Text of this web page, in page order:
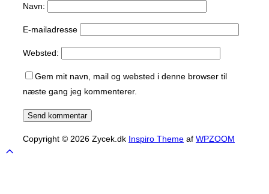
Navn:
E-mailadresse
Websted:
Gem mit navn, mail og websted i denne browser til
næste gang jeg kommenterer.
Copyright © 2026 Zycek.dk Inspiro Theme af WPZOOM